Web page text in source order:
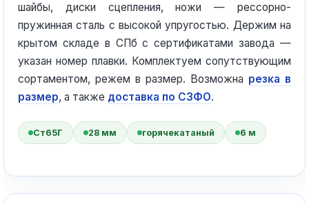
шайбы, диски сцепления, ножи — рессорно-
пружинная сталь с высокой упругостью. Держим на
крытом складе в СПб с сертификатами завода —
указан номер плавки. Комплектуем сопутствующим
сортаментом, режем в размер. Возможна резка в
размер, а также доставка по СЗФО.
Ст65Г 28 мм горячекатаный 6 м